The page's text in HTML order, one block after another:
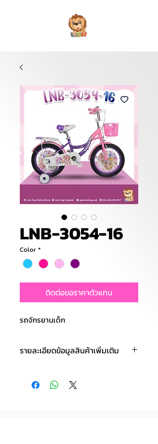
LNB-3054-16
Color *
ติดต่อขอราคาตัวแทน
รถจักรยานเด็ก
รายละเอียดข้อมูลสินค้าเพิ่มเติม
เติมลม มีตะกร้าใส่ของ